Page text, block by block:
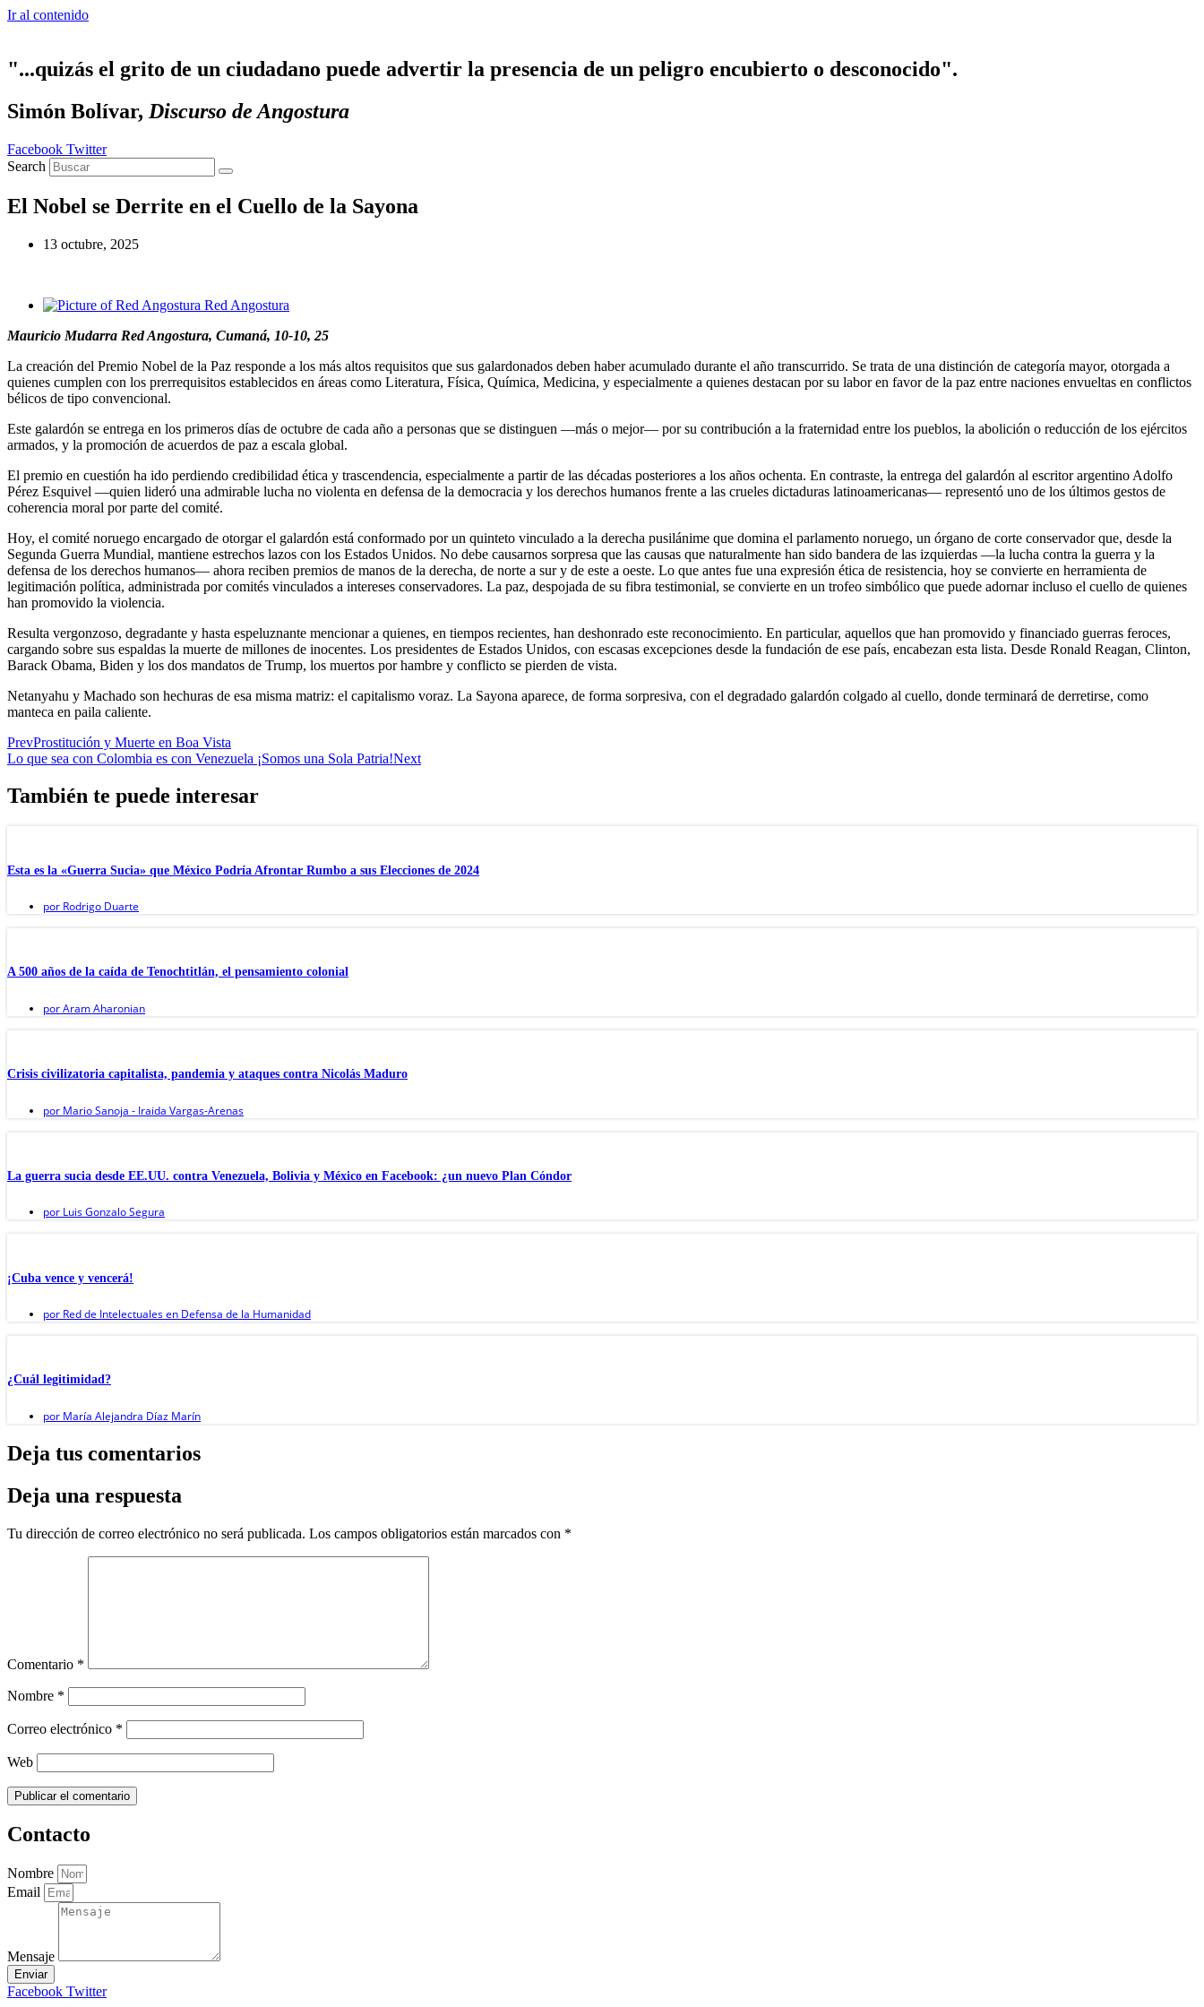
Ir al contenido
"...quizás el grito de un ciudadano puede advertir la presencia de un peligro encubierto o desconocido".
Simón Bolívar, Discurso de Angostura
Facebook Twitter
Search
El Nobel se Derrite en el Cuello de la Sayona
13 octubre, 2025
Red Angostura
Mauricio Mudarra Red Angostura, Cumaná, 10-10, 25
La creación del Premio Nobel de la Paz responde a los más altos requisitos que sus galardonados deben haber acumulado durante el año transcurrido. Se trata de una distinción de categoría mayor, otorgada a
quienes cumplen con los prerrequisitos establecidos en áreas como Literatura, Física, Química, Medicina, y especialmente a quienes destacan por su labor en favor de la paz entre naciones envueltas en conflictos
bélicos de tipo convencional.
Este galardón se entrega en los primeros días de octubre de cada año a personas que se distinguen —más o mejor— por su contribución a la fraternidad entre los pueblos, la abolición o reducción de los ejércitos
armados, y la promoción de acuerdos de paz a escala global.
El premio en cuestión ha ido perdiendo credibilidad ética y trascendencia, especialmente a partir de las décadas posteriores a los años ochenta. En contraste, la entrega del galardón al escritor argentino Adolfo
Pérez Esquivel —quien lideró una admirable lucha no violenta en defensa de la democracia y los derechos humanos frente a las crueles dictaduras latinoamericanas— representó uno de los últimos gestos de
coherencia moral por parte del comité.
Hoy, el comité noruego encargado de otorgar el galardón está conformado por un quinteto vinculado a la derecha pusilánime que domina el parlamento noruego, un órgano de corte conservador que, desde la
Segunda Guerra Mundial, mantiene estrechos lazos con los Estados Unidos. No debe causarnos sorpresa que las causas que naturalmente han sido bandera de las izquierdas —la lucha contra la guerra y la
defensa de los derechos humanos— ahora reciben premios de manos de la derecha, de norte a sur y de este a oeste. Lo que antes fue una expresión ética de resistencia, hoy se convierte en herramienta de
legitimación política, administrada por comités vinculados a intereses conservadores. La paz, despojada de su fibra testimonial, se convierte en un trofeo simbólico que puede adornar incluso el cuello de quienes
han promovido la violencia.
Resulta vergonzoso, degradante y hasta espeluznante mencionar a quienes, en tiempos recientes, han deshonrado este reconocimiento. En particular, aquellos que han promovido y financiado guerras feroces,
cargando sobre sus espaldas la muerte de millones de inocentes. Los presidentes de Estados Unidos, con escasas excepciones desde la fundación de ese país, encabezan esta lista. Desde Ronald Reagan, Clinton,
Barack Obama, Biden y los dos mandatos de Trump, los muertos por hambre y conflicto se pierden de vista.
Netanyahu y Machado son hechuras de esa misma matriz: el capitalismo voraz. La Sayona aparece, de forma sorpresiva, con el degradado galardón colgado al cuello, donde terminará de derretirse, como
manteca en paila caliente.
PrevProstitución y Muerte en Boa Vista
Lo que sea con Colombia es con Venezuela ¡Somos una Sola Patria!Next
También te puede interesar
Esta es la «Guerra Sucia» que México Podría Afrontar Rumbo a sus Elecciones de 2024
por Rodrigo Duarte
A 500 años de la caída de Tenochtitlán, el pensamiento colonial
porAram Aharonian
Crisis civilizatoria capitalista, pandemia y ataques contra Nicolás Maduro
por Mario Sanoja - Iraida Vargas-Arenas
La guerra sucia desde EE.UU. contra Venezuela, Bolivia y México en Facebook: ¿un nuevo Plan Cóndor
por Luis Gonzalo Segura
¡Cuba vence y vencerá!
por Red de Intelectuales en Defensa de la Humanidad
¿Cuál legitimidad?
por María Alejandra Díaz Marín
Deja tus comentarios
Deja una respuesta
Tu dirección de correo electrónico no será publicada. Los campos obligatorios están marcados con *
Comentario *
Nombre *
Correo electrónico *
Web
Contacto
Nombre
Email
Mensaje
Enviar
Facebook Twitter